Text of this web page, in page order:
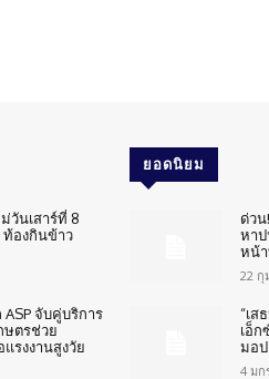
วันเสาร์ที่ 8
ท้องกินข้าว
จับคู่บริการ
ษตรช่วย
รงงานสูงวัย
ยอดนิยม
ด่วน
หาป
หน้า
22 กุ
“เส
เอ็ก
มอ
4 มก